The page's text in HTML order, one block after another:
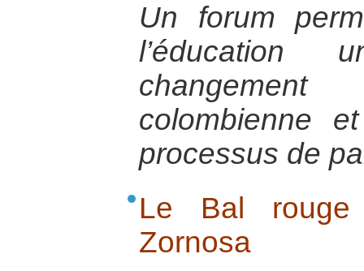
Un forum
l’éducation
colombienne
processus de
Le Bal rouge
Zornosa